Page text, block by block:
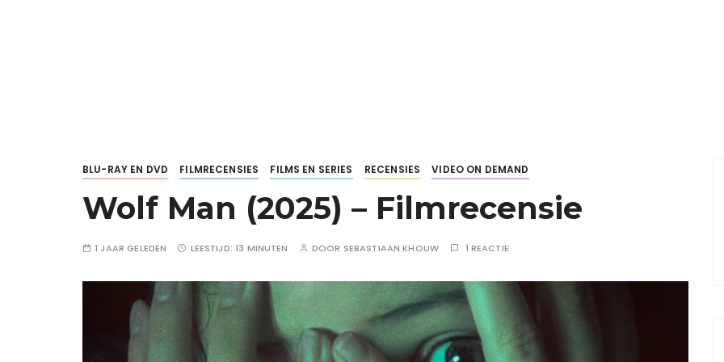
BLU-RAY EN DVD FILMRECENSIES FILMS EN SERIES RECENSIES VIDEO ON DEMAND
Wolf Man (2025) – Filmrecensie
1 JAAR GELEDEN LEESTIJD:13 MINUTEN DOOR SEBASTIAAN KHOUW 1 REACTIE